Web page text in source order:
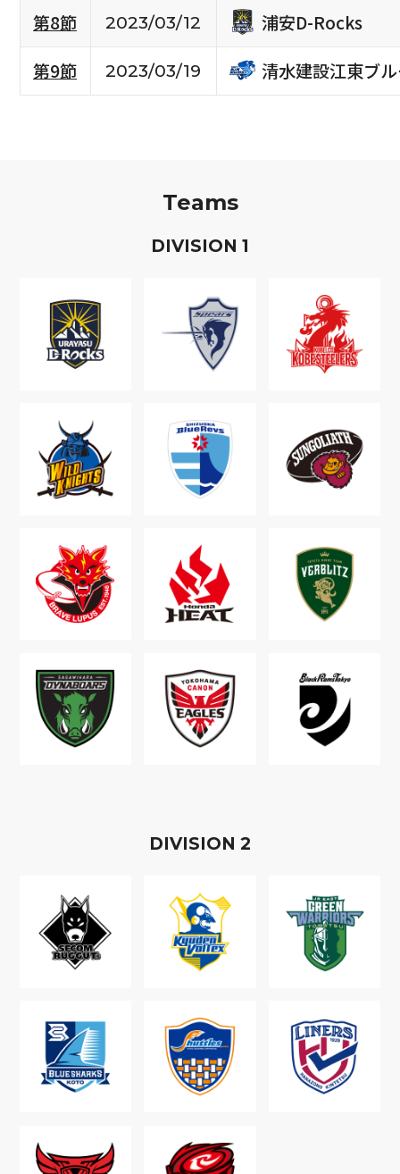
第8節
2023/03/12
浦安D-Rocks
第9節
2023/03/19 清水建設江東ブ
Teams
DIVISION 1
DIVISION 2